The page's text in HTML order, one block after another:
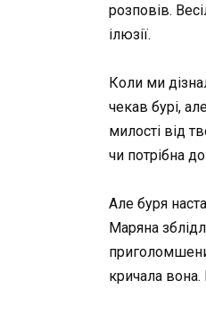
розповів.
ілюзії.
Коли ми
чекав бурі,
милості від
чи потрібна
Але буря
Маряна
кричала